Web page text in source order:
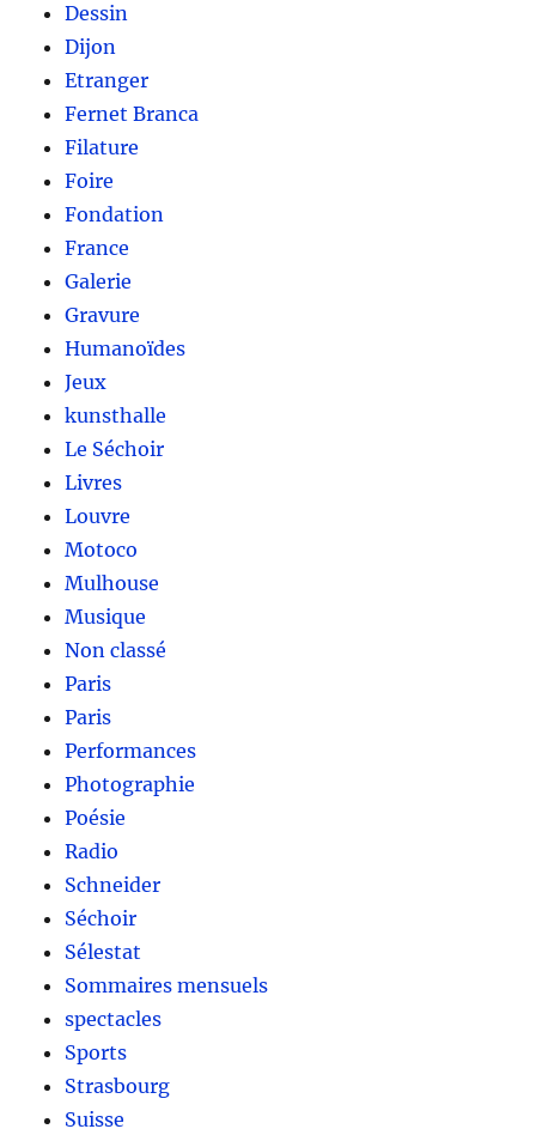
Dessin
Dijon
Etranger
Fernet Branca
Filature
Foire
Fondation
France
Galerie
Gravure
Humanoïdes
Jeux
kunsthalle
Le Séchoir
Livres
Louvre
Motoco
Mulhouse
Musique
Non classé
Paris
Paris
Performances
Photographie
Poésie
Radio
Schneider
Séchoir
Sélestat
Sommaires mensuels
spectacles
Sports
Strasbourg
Suisse